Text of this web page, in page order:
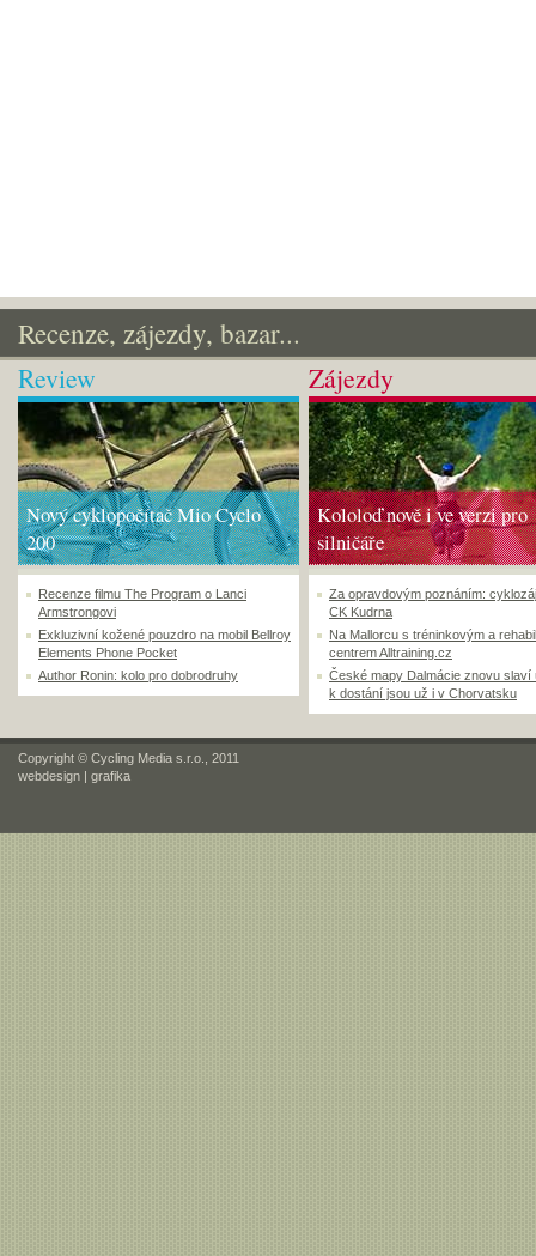
Recenze, zájezdy, bazar...
Review
Nový cyklopočítač Mio Cyclo
200
Recenze filmu The Program o Lanci
Armstrongovi
Exkluzivní kožené pouzdro na mobil Bellroy
Elements Phone Pocket
Author Ronin: kolo pro dobrodruhy
Zájezdy
Kololoď nově i ve verzi pro
silničáře
Za opravdovým poznáním:
CK Kudrna
Na Mallorcu s tréninkovým a
centrem Alltraining.cz
České mapy Dalmácie znovu slaví
k dostání jsou už i v Chorvatsku
Copyright © Cycling Media s.r.o., 2011
webdesign | grafika